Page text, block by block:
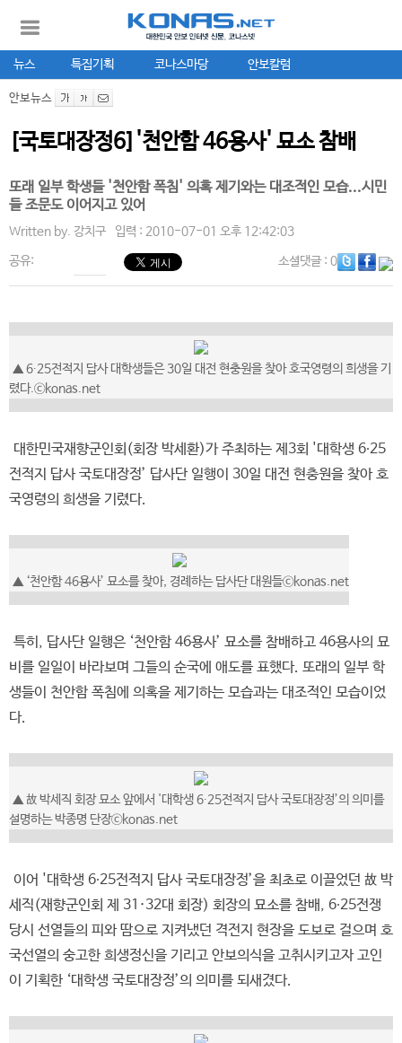
뉴스 특집기획 코나스마당 안보칼럼
안보뉴스
[국토대장정6]'천안함 46용사' 묘소 참배
또래 일부 학생들 '천안함 폭침' 의혹 제기와는 대조적인 모습...시민
들 조문도 이어지고 있어
Written by. 강치구 입력 : 2010-07-01 오후 12:42:03
공유: 소셜댓글: 0
▲ 6∙25전적지 답사 대학생들은 30일 대전 현충원을 찾아 호국영령의 희생을 기
렸다.ⓒkonas.net
대한민국재향군인회(회장 박세환)가 주최하는 제3회 '대학생 6∙25
전적지 답사 국토대장정’ 답사단 일행이 30일 대전 현충원을 찾아 호
국영령의 희생을 기렸다.
▲ ‘천안함 46용사’ 묘소를 찾아, 경례하는 답사단 대원들ⓒkonas.net
특히, 답사단 일행은 ‘천안함 46용사’ 묘소를 참배하고 46용사의 묘
비를 일일이 바라보며 그들의 순국에 애도를 표했다. 또래의 일부 학
생들이 천안함 폭침에 의혹을 제기하는 모습과는 대조적인 모습이었
다.
▲ 故 박세직 회장 묘소 앞에서 '대학생 6∙25전적지 답사 국토대장정’의 의미를
설명하는 박종명 단장ⓒkonas.net
이어 '대학생 6∙25전적지 답사 국토대장정’을 최초로 이끌었던 故 박
세직(재향군인회 제 31·32대 회장) 회장의 묘소를 참배, 6∙25전쟁
당시 선열들의 피와 땀으로 지켜냈던 격전지 현장을 도보로 걸으며 호
국선열의 숭고한 희생정신을 기리고 안보의식을 고취시키고자 고인
이 기획한 ‘대학생 국토대장정’의 의미를 되새겼다.